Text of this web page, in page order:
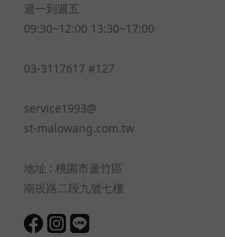
週一到週五
09:30~12:00 13:30~17:00
03-3117617 #127
service1993@
st-malowang.com.tw
地址 : 桃園市蘆竹區
南崁路二段九號七樓